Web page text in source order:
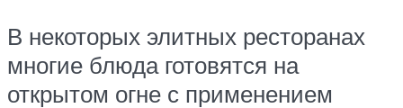
В некоторых элитных ресторанах
многие блюда готовятся на
открытом огне с применением